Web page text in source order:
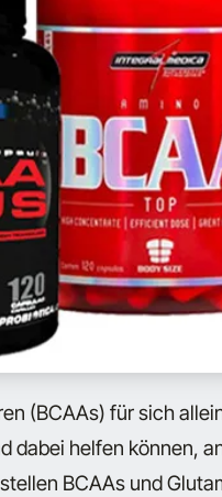
(BCAAs) für sich
dabei helfen können,
BCAAs und